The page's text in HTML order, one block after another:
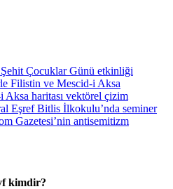
Çocuklar Günü etkinliği
Filistin ve Mescid-i Aksa
Aksa haritası vektörel çizim
Eşref Bitlis İlkokulu’nda seminer
Gazetesi’nin antisemitizm
kimdir?